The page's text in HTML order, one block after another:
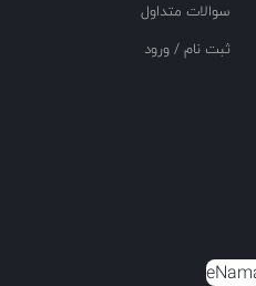
سوالات متداول
ثبت نام / ورود